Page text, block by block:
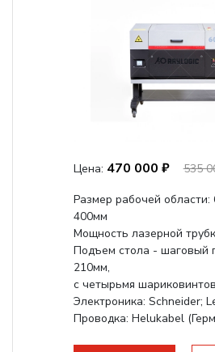
Цена: 470 000 ₽
535
Размер рабочей
400мм
Мощность лазерной
Подъем стола - шаговый
210мм,
с четырьмя
Электроника: Schneider;
Проводка: Helukabel